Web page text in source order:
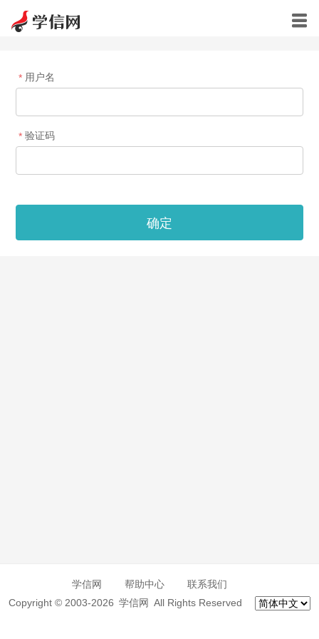

* 用户名
* 验证码
学信网 帮助中心
联系我们
Copyright © 2003-2026 学信网 All Rights Reserved